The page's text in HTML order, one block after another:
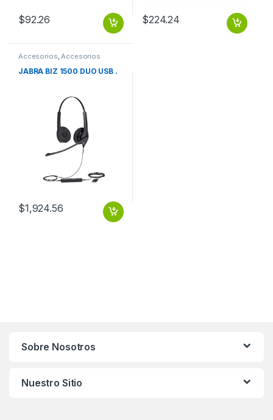
$92.26 $224.24
Accesorios Accesorios
Música
JABRA BIZ 1500 DUO USB .
$1,924.56
Sobre Nosotros
Nuestro Sitio